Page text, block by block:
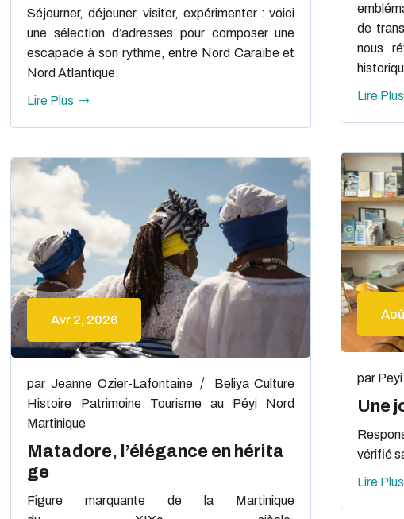
Séjourner, déjeuner, visiter, expérimenter : voici
une sélection d’adresses pour composer une
escapade à son rythme, entre Nord Caraïbe et
Nord Atlantique.
Lire Plus
Avr 2, 2026
Matadore, l’élégance en hérita
ge
parJeanne Ozier-Lafontaine Beliya Culture
Histoire
Patrimoine
Tourisme au Péyi Nord
Martinique
Figure marquante de la Martinique
de
nous
Lire Plus
Une
par
vérifié
Lire Plus